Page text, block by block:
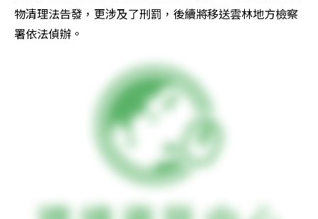
物清理法告發，更涉及了刑罰，後續將移送雲林地方檢察
署依法偵辦。